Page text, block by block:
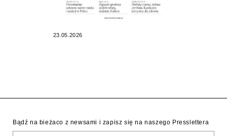
23.05.2026
Bądź na bieżaco z newsami i zapisz się na naszego Presslettera